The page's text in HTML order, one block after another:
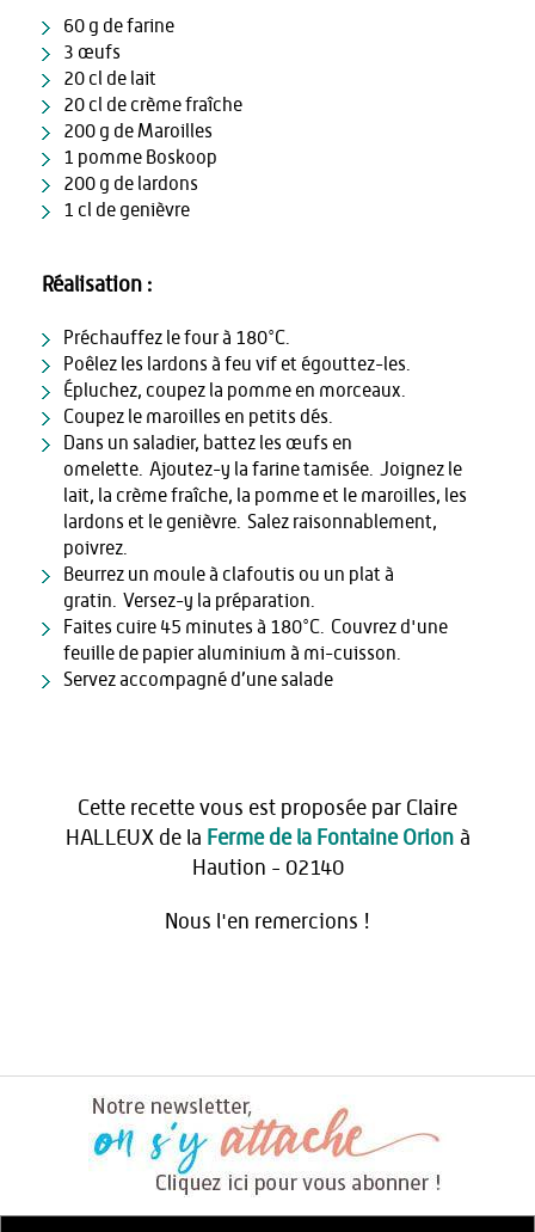
60 g de farine
3 œufs
20 cl de lait
20 cl de crème fraîche
200 g de Maroilles
1 pomme Boskoop
200 g de lardons
1 cl de genièvre
Réalisation :
Préchauffez le four à 180°C.
Poêlez les lardons à feu vif et égouttez-les.
Épluchez, coupez la pomme en morceaux.
Coupez le maroilles en petits dés.
Dans un saladier, battez les œufs en
omelette. Ajoutez-y la farine tamisée. Joignez le
lait, la crème fraîche, la pomme et le maroilles, les
lardons et le genièvre. Salez raisonnablement,
poivrez.
Beurrez un moule à clafoutis ou un plat à
gratin. Versez-y la préparation.
Faites cuire 45 minutes à 180°C. Couvrez d'une
feuille de papier aluminium à mi-cuisson.
Servez accompagné d’une salade
Cette recette vous est proposée par Claire
HALLEUX de la Ferme de la Fontaine Orionà
Haution - 02140
Nous l'en remercions !